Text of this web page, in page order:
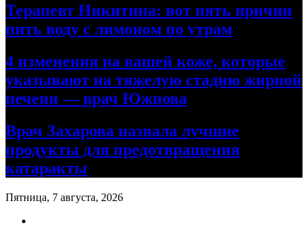
Терапевт Никитина: вот пять причин
пить воду с лимоном по утрам
4 изменения на вашей коже, которые
указывают на тяжелую стадию жирной
печени — врач Южнова
Врач Захарова назвала лучшие
продукты для предотвращения
катаракты
Пятница, 7 августа, 2026